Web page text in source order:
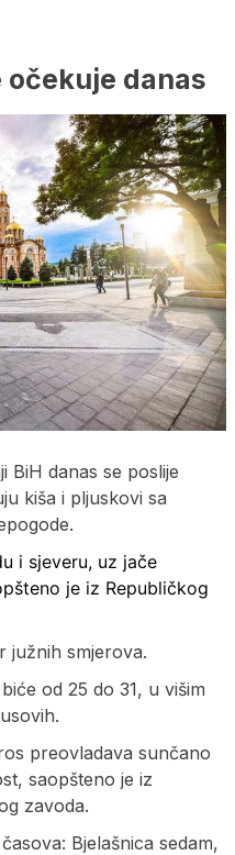
danas
BiH danas se poslije
kiša i pljuskovi sa
i sjeveru, uz jače
je iz Republičkog
južnih smjerova.
od 25 do 31, u višim
preovladava sunčano
saopšteno je iz
zavoda.
Bjelašnica sedam,